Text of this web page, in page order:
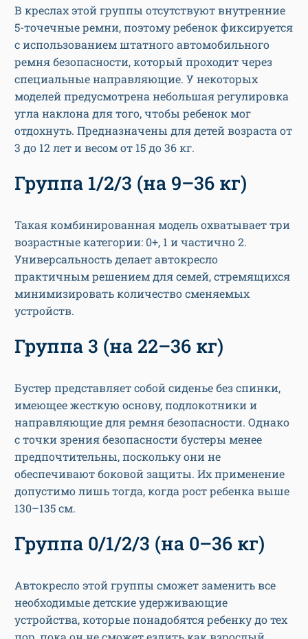
В креслах этой группы отсутствуют внутренние
5-точечные ремни, поэтому ребенок фиксируется
с использованием штатного автомобильного
ремня безопасности, который проходит через
специальные направляющие. У некоторых
моделей предусмотрена небольшая регулировка
угла наклона для того, чтобы ребенок мог
отдохнуть. Предназначены для детей возраста от
3 до 12 лет и весом от 15 до 36 кг.
Группа 1/2/3 (на 9–36 кг)
Такая комбинированная модель охватывает три
возрастные категории: 0+, 1 и частично 2.
Универсальность делает автокресло
практичным решением для семей, стремящихся
минимизировать количество сменяемых
устройств.
Группа 3 (на 22–36 кг)
Бустер представляет собой сиденье без спинки,
имеющее жесткую основу, подлокотники и
направляющие для ремня безопасности. Однако
с точки зрения безопасности бустеры менее
предпочтительны, поскольку они не
обеспечивают боковой защиты. Их применение
допустимо лишь тогда, когда рост ребенка выше
130–135 см.
Группа 0/1/2/3 (на 0–36 кг)
Автокресло этой группы сможет заменить все
необходимые детские удерживающие
устройства, которые понадобятся ребенку до тех